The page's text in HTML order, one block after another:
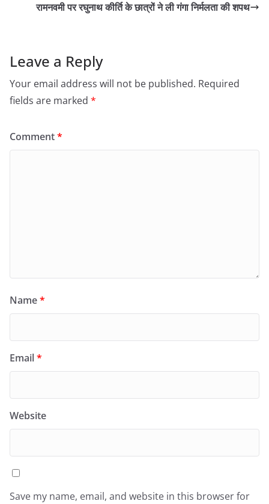
रामनवमी पर रघुनाथ कीर्ति के छात्रों ने ली गंगा निर्मलता की शपथ
Leave a Reply
Your email address will not be published. Required
fields are marked *
Comment*
Name*
Email*
Website
Save my name, email, and website in this browser for